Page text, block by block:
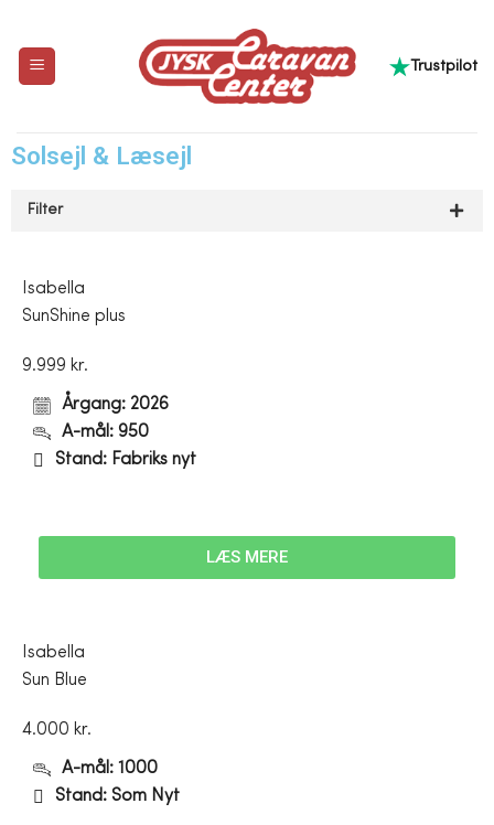
Trustpilot
Solsejl & Læsejl
Filter
Isabella
SunShine plus
9.999 kr.
Årgang: 2026
A-mål: 950
Stand: Fabriks nyt
LÆS MERE
Isabella
Sun Blue
4.000 kr.
A-mål: 1000
Stand: Som Nyt